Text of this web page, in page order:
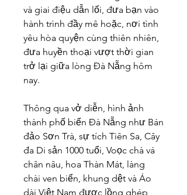
và giai điệu dẫn lối, đưa bạn vào
hành trình đầy mê hoặc, nơi tình
yêu hòa quyện cùng thiên nhiên,
đưa huyền thoại vượt thời gian
trở lại giữa lòng Đà Nẵng hôm
nay.
Thông qua vở diễn, hình ảnh
thành phố biển Đà Nẵng như Bán
đảo Sơn Trà, sự tích Tiên Sa, Cây
đa Di sản 1000 tuổi, Voọc chà vá
chân nâu, hoa Thàn Mát, làng
chài ven biển, khung dệt và Áo
dài Việt Nam được lồng ghép